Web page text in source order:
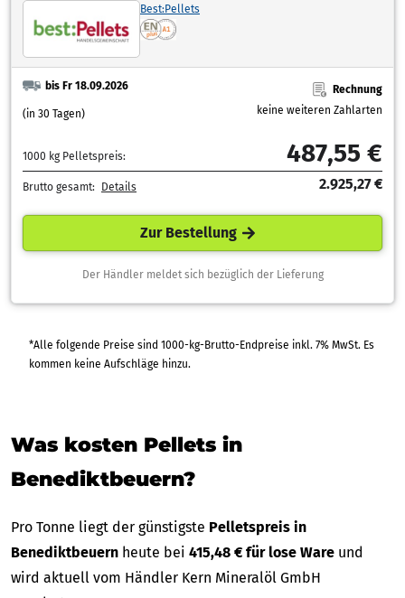
Best:Pellets
bis Fr 18.09.2026
(in 30 Tagen)
Rechnung
keine weiteren Zahlarten
1000 kg Pelletspreis: 487,55 €
Brutto gesamt: Details 2.925,27 €
Zur Bestellung
Der Händler meldet sich bezüglich der Lieferung
*Alle folgende Preise sind 1000-kg-Brutto-Endpreise inkl. 7% MwSt. Es
kommen keine Aufschläge hinzu.
Was kosten Pellets in
Benediktbeuern?
Pro Tonne liegt der günstigste Pelletspreis in
Benediktbeuern heute bei 415,48 € für lose Ware und
wird aktuell vom Händler Kern Mineralöl GmbH